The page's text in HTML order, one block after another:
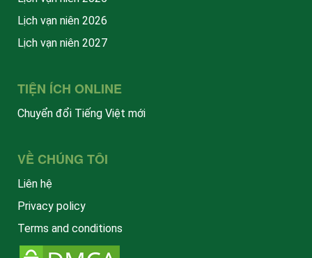
Lịch vạn niên 2026
Lịch vạn niên 2027
TIỆN ÍCH ONLINE
Chuyển đổi Tiếng Việt mới
VỀ CHÚNG TÔI
Liên hệ
Privacy policy
Terms and conditions